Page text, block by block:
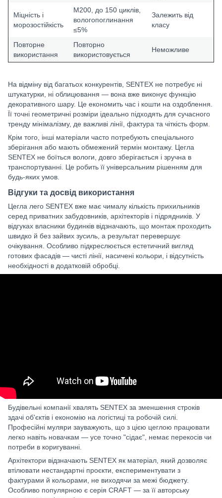
Міцність і
морозостійкість
М200, до 150 циклів,
вологопоглинання
≤5%
Залежить від
класу
Повторне
використання
Повторно
використовується
Неможливе
На відміну від багатьох конкурентів, SENTEX не потребує ні
штукатурки, ні облицювання — вона вже виконує функцію
декоративного шару. Це економить час і кошти на оздоблення.
Її точні геометричні розміри ідеально підходять для сучасного
тренду мінімалізму, де важливі лінії, фактура та чіткість форм.
Крім того, інші матеріали часто потребують спеціального
зберігання або мають обмежений термін монтажу. Цегла
SENTEX не боїться вологи, довго зберігається і зручна в
транспортуванні. Це робить її універсальним рішенням для
будь-яких умов.
Відгуки та досвід використання
Цегла лего SENTEX вже має чималу кількість прихильників
серед приватних забудовників, архітекторів і підрядників. У
відгуках власники будинків відзначають, що монтаж проходить
швидко й без зайвих зусиль, а результат перевершує
очікування. Особливо підкреслюється естетичний вигляд
готових фасадів — чисті лінії, насичені кольори, і відсутність
необхідності в додатковій обробці.
Будівельні компанії хвалять SENTEX за зменшення строків
здачі об'єктів і економію на логістиці та робочій силі.
Професійні муляри зауважують, що з цією цеглою працювати
легко навіть новачкам — усе точно "сідає", немає перекосів чи
потреби в коригуванні.
Архітектори відзначають SENTEX як матеріал, який дозволяє
втілювати нестандартні проєкти, експериментувати з
фактурами й кольорами, не виходячи за межі бюджету.
Особливо популярною є серія CRAFT — за її авторську